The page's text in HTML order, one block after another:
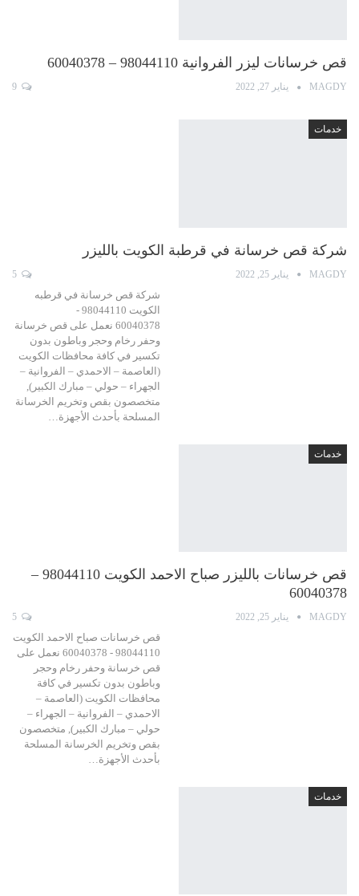
قص خرسانات ليزر الفروانية 98044110 – 60040378
MAGDY يناير 27, 2022
خدمات
شركة قص خرسانة في قرطبة الكويت بالليزر
MAGDY يناير 25, 2022
شركة قص خرسانة في قرطبه
الكويت 98044110 -
60040378 نعمل على قص خرسانة
وحفر رخام وحجر وباطون بدون
تكسير في كافة محافظات الكويت
(العاصمة – الاحمدي – الفروانية –
الجهراء – حولي – مبارك الكبير),
متخصصون بقص وتخريم الخرسانة
المسلحة بأحدث الأجهزة…
خدمات
قص خرسانات بالليزر صباح الاحمد الكويت 98044110 –
60040378
MAGDY يناير 25, 2022
قص خرسانات صباح الاحمد الكويت
98044110 - 60040378 نعمل على
قص خرسانة وحفر رخام وحجر
وباطون بدون تكسير في كافة
محافظات الكويت (العاصمة –
الاحمدي – الفروانية – الجهراء –
حولي – مبارك الكبير), متخصصون
بقص وتخريم الخرسانة المسلحة
بأحدث الأجهزة…
خدمات